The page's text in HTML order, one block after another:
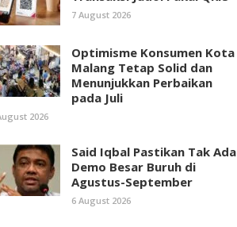
7 August 2026
Optimisme Konsumen Kota
Malang Tetap Solid dan
Menunjukkan Perbaikan
pada Juli
2026
Said Iqbal Pastikan Tak Ada
Demo Besar Buruh di
Agustus-September
6 August 2026